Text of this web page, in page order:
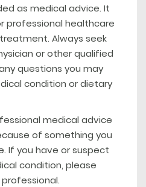
as medical advice. It
professional healthcare
Always seek
or other qualified
questions you may
condition or dietary
medical advice
of something you
If you have or suspect
condition, please